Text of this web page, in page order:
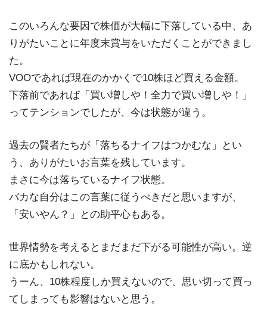
このいろんな要因で株価が大幅に下落している中、あ
りがたいことに年度末賞与をいただくことができまし
た。
VOOであれば現在のかかくで10株ほど買える金額。
下落前であれば「買い増しや！全力で買い増しや！」
ってテンションでしたが、今は状態が違う。
過去の賢者たちが「落ちるナイフはつかむな」とい
う、ありがたいお言葉を残しています。
まさに今は落ちているナイフ状態。
バカな自分はこの言葉に従うべきだと思いますが、
「安いやん？」との助平心もある。
世界情勢を考えるとまだまだ下がる可能性が高い。逆
に底かもしれない。
うーん、10株程度しか買えないので、思い切って買っ
てしまっても影響はないと思う。